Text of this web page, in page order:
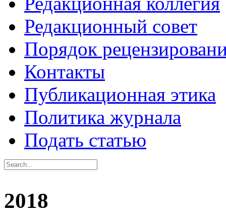
Редакционный совет
Порядок
Контакты
Публикационная этика
Политика журнала
Подать статью
2018